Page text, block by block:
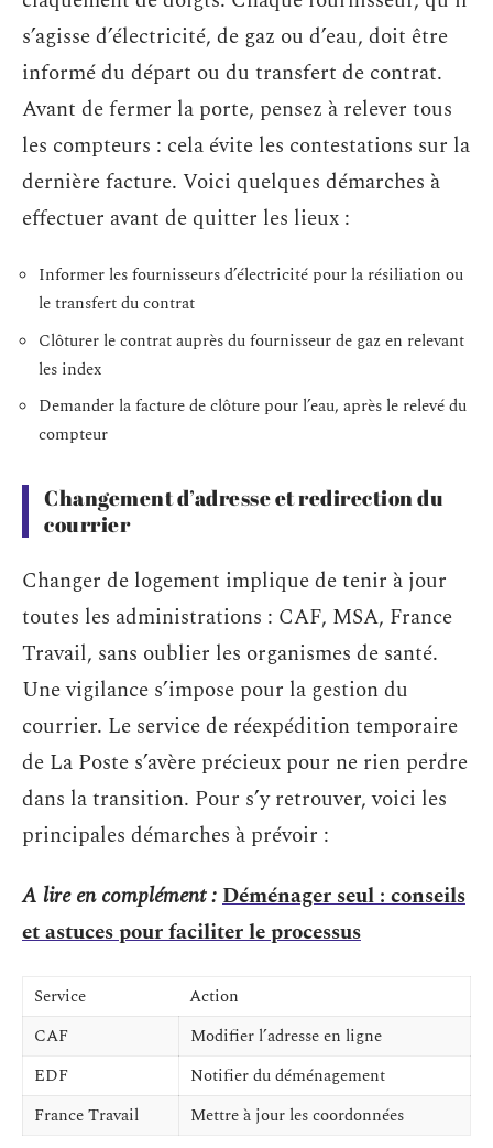
s’agisse d’électricité, de gaz ou d’eau, doit être
informé du départ ou du transfert de contrat.
Avant de fermer la porte, pensez à relever tous
les compteurs : cela évite les contestations sur la
dernière facture. Voici quelques démarches à
effectuer avant de quitter les lieux :
Informer les fournisseurs d’électricité pour la résiliation ou
le transfert du contrat
Clôturer le contrat auprès du fournisseur de gaz en relevant
les index
Demander la facture de clôture pour l’eau, après le relevé du
compteur
Changement d’adresse et redirection du
courrier
Changer de logement implique de tenir à jour
toutes les administrations : CAF, MSA, France
Travail, sans oublier les organismes de santé.
Une vigilance s’impose pour la gestion du
courrier. Le service de réexpédition temporaire
de La Poste s’avère précieux pour ne rien perdre
dans la transition. Pour s’y retrouver, voici les
principales démarches à prévoir :
A lire en complément :Déménager seul : conseils
et astuces pour faciliter le processus
Service
Action
CAF
Modifier l’adresse en ligne
EDF
Notifier du déménagement
France Travail
Mettre à jour les coordonnées